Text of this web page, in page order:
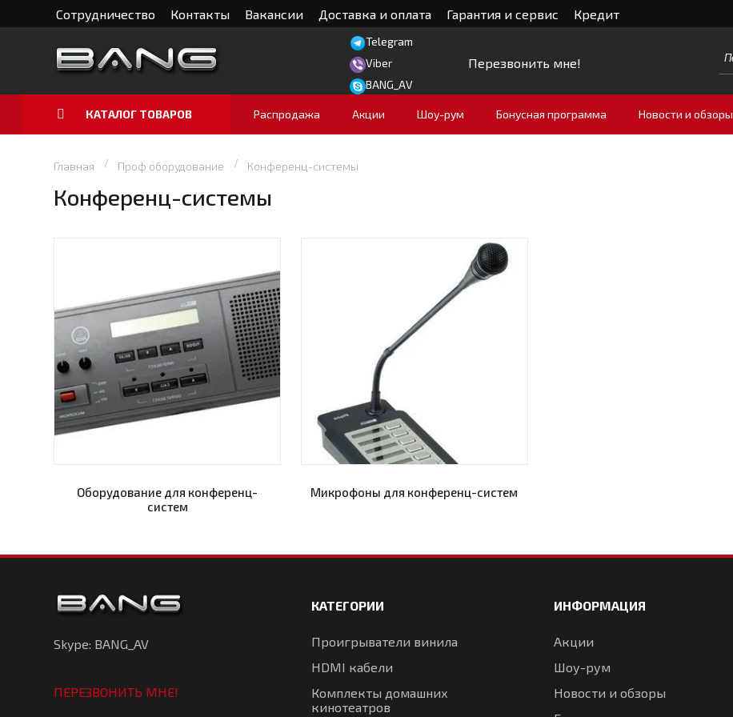
Сотрудничество Контакты Вакансии Доставка и оплата Гарантия и сервис Кредит
Telegram
Viber
BANG_AV
Перезвонить мне!
КАТАЛОГ ТОВАРОВ Распродажа Акции Шоу-рум Бонусная программа Новости и обзоры
Главная Проф оборудование Конференц-системы
Конференц-системы
Оборудование для конференц-
систем
Микрофоны для конференц-систем
Skype: BANG_AV
ПЕРЕЗВОНИТЬ МНЕ!
КАТЕГОРИИ
Проигрыватели винила
HDMI кабели
Комплекты домашних
кинотеатров
ИНФОРМАЦИЯ
Акции
Шоу-рум
Новости и обзоры